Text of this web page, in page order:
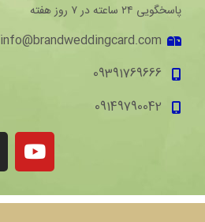
پاسخگویی ۲۴ ساعته در ۷ روز هفته
info@brandweddingcard.com
09391769666
09149790042